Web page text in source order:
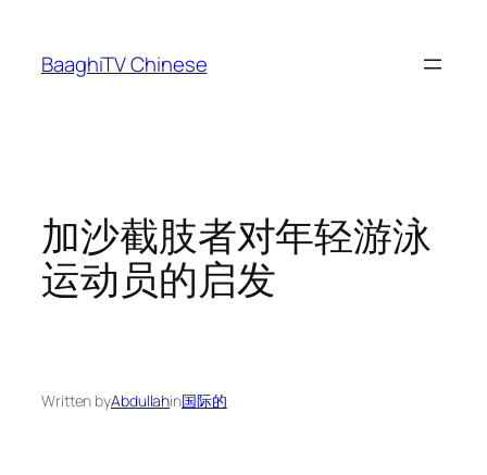
content
BaaghiTV Chinese
加沙截肢者对年轻游泳
运动员的启发
Written byAbdullahin国际的